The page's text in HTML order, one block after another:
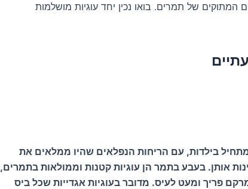
המתוקים של תמרים. בואו נכין יחד עוגיות מושלמות
בילדות, עם הריחות הנפלאים שהיו ממלאים את
אותן. בעבע בתמר הן עוגיות קטנות וממולאות בתמרים,
פריך ומעט לעיס. מדובר בעוגיות אגדייות שכל ביס